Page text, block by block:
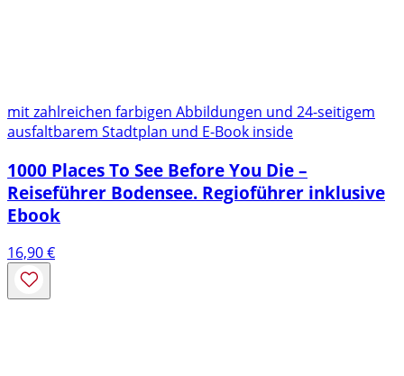
mit zahlreichen farbigen Abbildungen und 24-seitigem
ausfaltbarem Stadtplan und E-Book inside
1000 Places To See Before You Die –
Reiseführer Bodensee. Regioführer inklusive
Ebook
16,90€